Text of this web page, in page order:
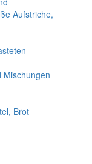
Aufstriche,
Mischungen
Brot